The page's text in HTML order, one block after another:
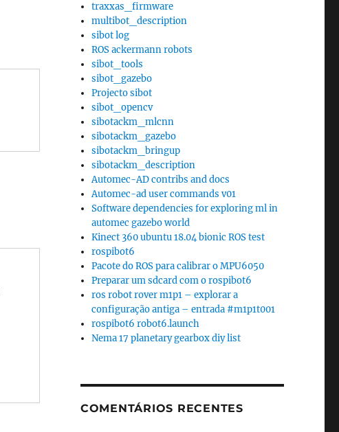
traxxas_firmware
multibot_description
sibot log
ROS ackermann robots
sibot_tools
sibot_gazebo
Projecto sibot
sibot_opencv
sibotackm_mlcnn
sibotackm_gazebo
sibotackm_bringup
sibotackm_description
Automec-AD contribs and docs
Automec-ad user commands v01
Software dependencies for exploring ml in
automec gazebo world
Kinect 360 ubuntu 18.04 bionic ROS test
rospibot6
Pacote do ROS para calibrar o MPU6050
Preparar um sdcard com o rospibot6
ros robot rover m1p1 – explorar a
configuração antiga – entrada #m1p1t001
rospibot6 robot6.launch
Nema 17 planetary gearbox diy list
COMENTÁRIOS RECENTES